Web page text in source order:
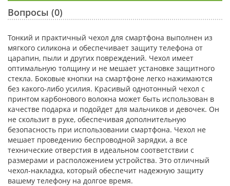
Вопросы (0)
Тонкий и практичный чехол для смартфона выполнен из
мягкого силикона и обеспечивает защиту телефона от
царапин, пыли и других повреждений. Чехол имеет
оптимальную толщину и не мешает установке защитного
стекла. Боковые кнопки на смартфоне легко нажимаются
без какого-либо усилия. Красивый однотонный чехол с
принтом карбонового волокна может быть использован в
качестве подарка и подойдет для мальчиков и девочек. Он
не скользит в руке, обеспечивая дополнительную
безопасность при использовании смартфона. Чехол не
мешает проведению беспроводной зарядки, а все
технические отверстия в идеальном соответствии с
размерами и расположением устройства. Это отличный
чехол-накладка, который обеспечит надежную защиту
вашему телефону на долгое время.